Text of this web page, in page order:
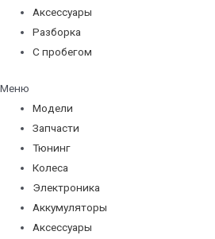
Аксессуары
Разборка
С пробегом
Меню
Модели
Запчасти
Тюнинг
Колеса
Электроника
Аккумуляторы
Аксессуары